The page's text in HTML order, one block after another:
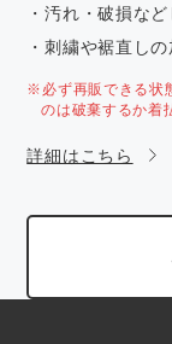
・汚れ・破損な
・刺繍や裾直し
※必ず再販できる状
のは破棄するか着
詳細はこちら